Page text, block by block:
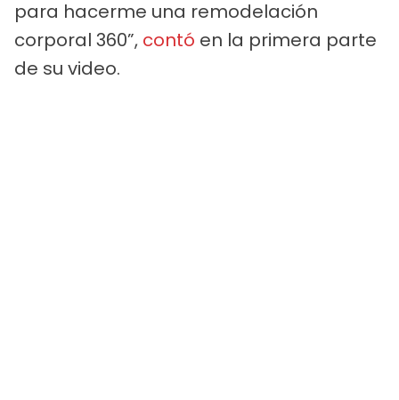
para hacerme una remodelación
corporal 360”, contó en la primera parte
de su video.